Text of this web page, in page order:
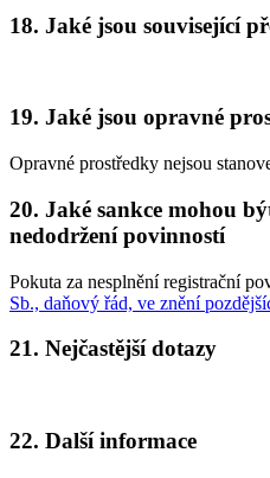
18. Jaké jsou související
19. Jaké jsou opravné
Opravné prostředky nejsou
20. Jaké sankce mohou
nedodržení povinností
Pokuta za nesplnění registrační
Sb., daňový řád, ve znění
21. Nejčastější dotazy
22. Další informace